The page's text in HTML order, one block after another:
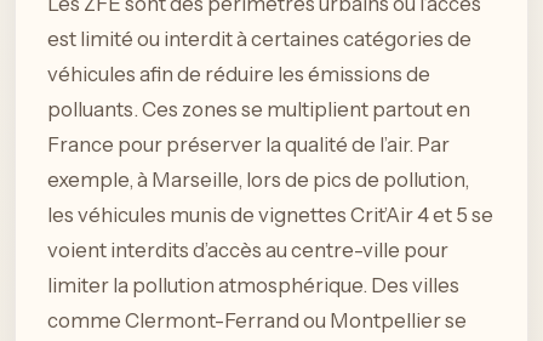
est limité ou interdit à certaines catégories de
véhicules afin de réduire les émissions de
polluants. Ces zones se multiplient partout en
France pour préserver la qualité de l’air. Par
exemple, à Marseille, lors de pics de pollution,
les véhicules munis de vignettes Crit’Air 4 et 5 se
voient interdits d’accès au centre-ville pour
limiter la pollution atmosphérique. Des villes
comme Clermont-Ferrand ou Montpellier se